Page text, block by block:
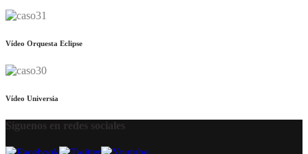
Vídeo Orquesta Eclipse
Vídeo Universia
Síguenos en redes sociales